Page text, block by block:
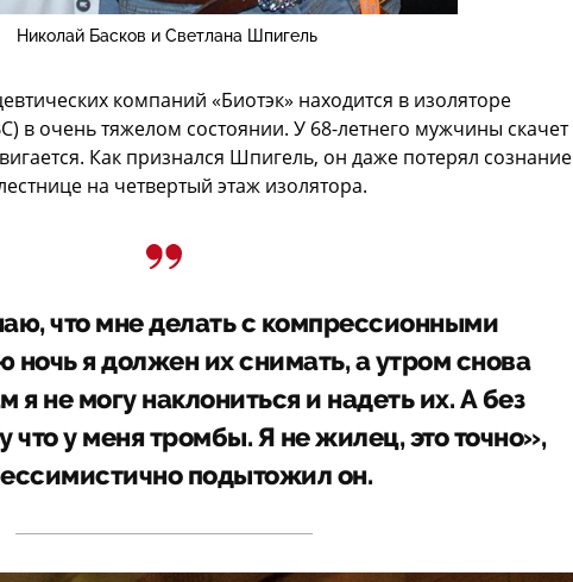
Николай Басков и Светлана Шпигель
компаний «Биотэк» находится в изоляторе
в очень тяжелом состоянии. У 68-летнего мужчины скачет
Как признался Шпигель, он даже потерял сознание
на четвертый этаж изолятора.
что мне делать с компрессионными
ночь я должен их снимать, а утром снова
я не могу наклониться и надеть их. А без
что у меня тромбы. Я не жилец, это точно»,
подытожил он.